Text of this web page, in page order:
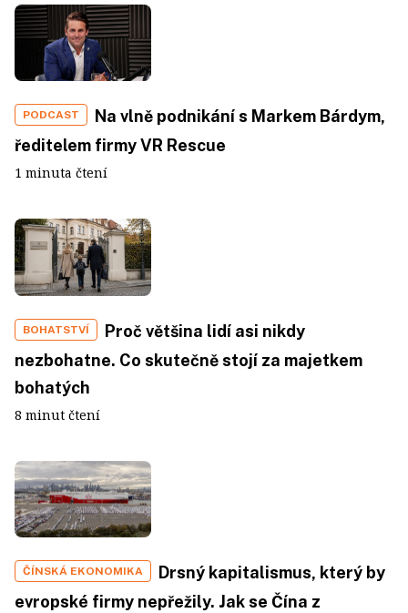
PODCAST
Na vlně podnikání s Markem Bárdym,
ředitelem firmy VR Rescue
1 minuta čtení
BOHATSTVÍ
Proč většina lidí asi nikdy
nezbohatne. Co skutečně stojí za majetkem
bohatých
8 minut čtení
ČÍNSKÁ EKONOMIKA
Drsný kapitalismus, který by
evropské firmy nepřežily. Jak se Čína z